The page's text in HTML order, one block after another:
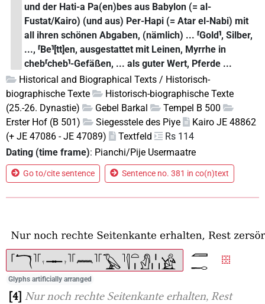
und der Hati-a Pa(en)bes aus Babylon (= al-
Fustat/Kairo) (und aus) Per-Hapi (= Atar el-Nabi) mit
all ihren schönen Abgaben, (nämlich) ... ⸢Gold⸣, Silber,
..., ⸢Be⸣[tt]en, ausgestattet mit Leinen, Myrrhe in
cheb⸢cheb⸣-Gefäßen, ... als guter Wert, Pferde ...
Historical and Biographical Texts / Historisch-
biographische Texte
Historisch-biographische Texte
(25.-26. Dynastie)
Gebel Barkal
Tempel B 500
Erster Hof (B 501)
Siegesstele des Piye
Kairo JE 48862
(+ JE 47086 - JE 47089)
Textfeld
Rs 114
Dating (time frame): Pianchi/Pije Usermaatre
Go to/cite sentence Sentence no. 381 in co(n)text
Glyphs artificially arranged
4 Nur noch rechte Seitenkante erhalten, Rest